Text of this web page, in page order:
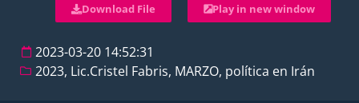
Download File Play in new window
2023-03-20 14:52:31
2023, Lic.Cristel Fabris, MARZO, política en Irán